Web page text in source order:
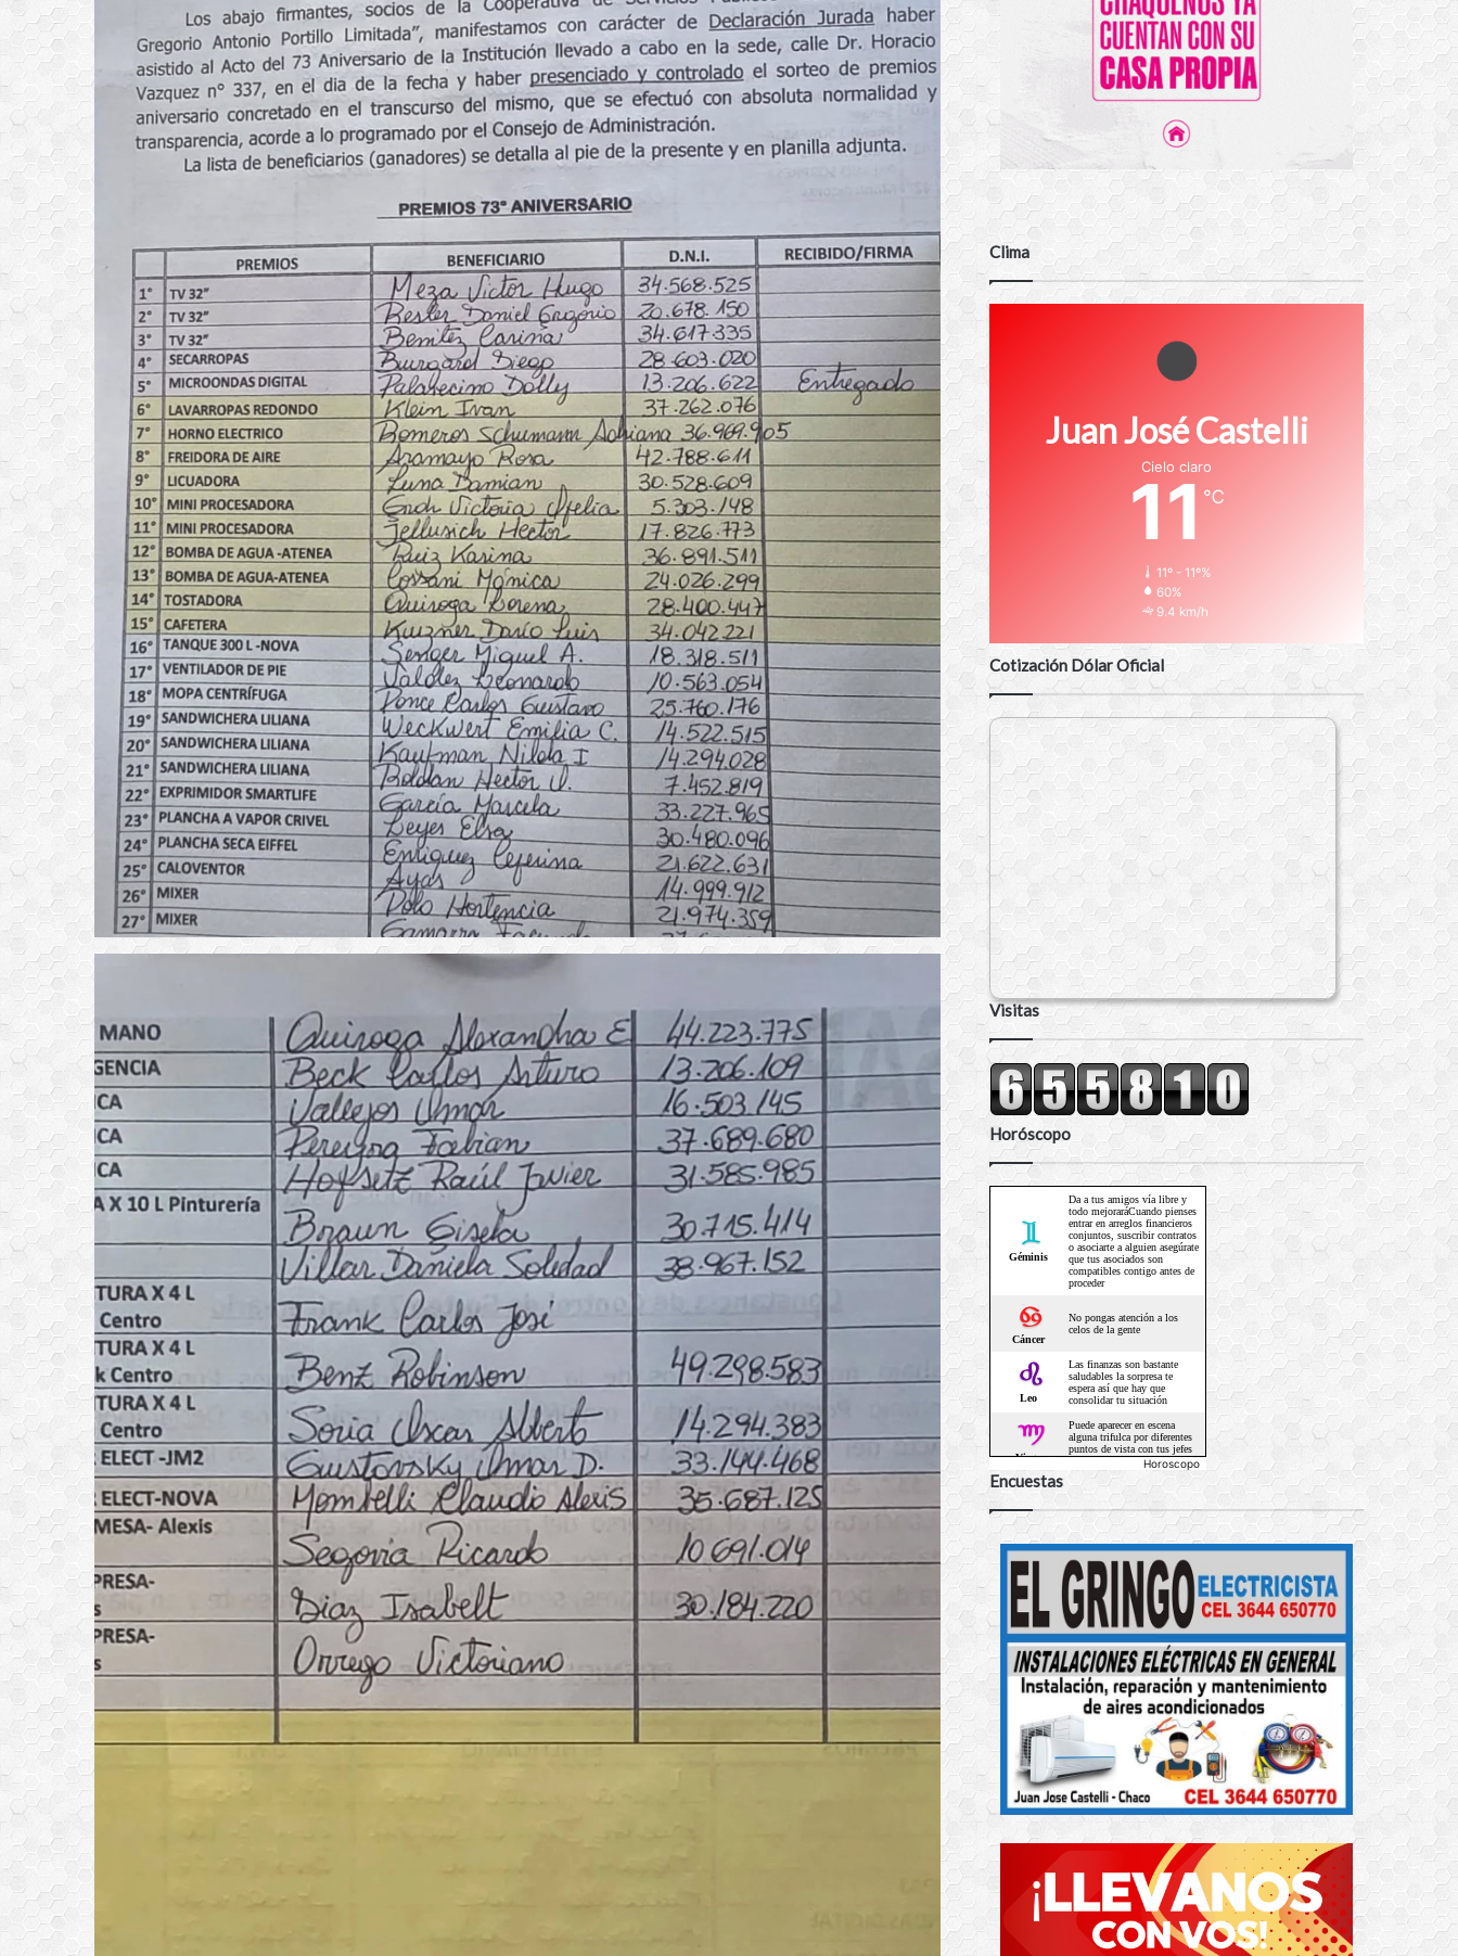
Clima
Juan José Castelli
Cielo claro
11 ℃
11º - 11º%
60%
9.4 km/h
Cotización Dólar Oficial
Visitas
Horóscopo
Horoscopo
Encuestas